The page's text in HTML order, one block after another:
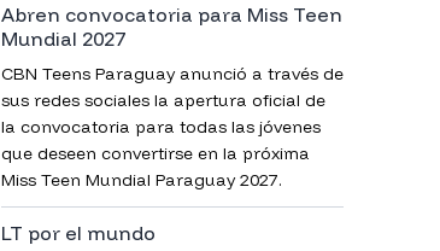
Abren convocatoria para Miss Teen
Mundial 2027
CBN Teens Paraguay anunció a través de
sus redes sociales la apertura oficial de
la convocatoria para todas las jóvenes
que deseen convertirse en la próxima
Miss Teen Mundial Paraguay 2027.
LT por el mundo